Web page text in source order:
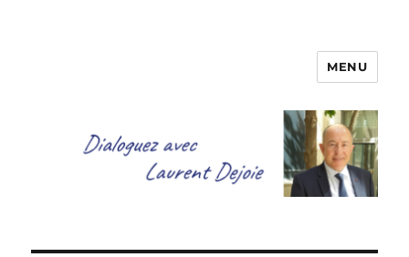
Dialoguez avec Laurent Dejoie
MENU